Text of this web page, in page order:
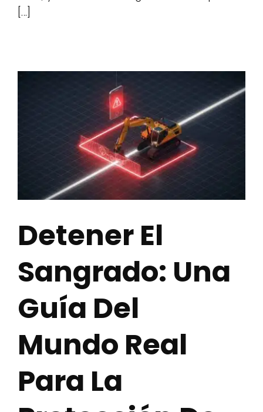
[...]
Detener El
Sangrado: Una
Guía Del
Mundo Real
Para La